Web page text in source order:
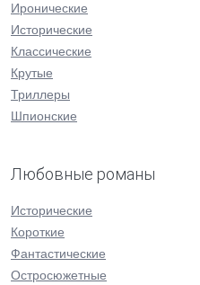
Иронические
Исторические
Классические
Крутые
Триллеры
Шпионские
Любовные романы
Исторические
Короткие
Фантастические
Остросюжетные